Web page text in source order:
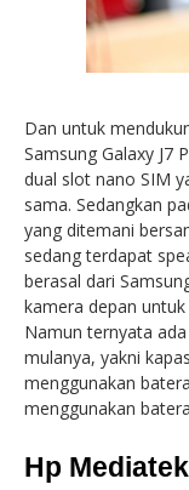
Dan untuk
Samsung Galaxy J7
dual slot nano SIM
sama. Sedangkan
yang ditemani
sedang terdapat
berasal dari
kamera depan
Namun ternyata
mulanya, yakni
menggunakan
menggunakan
Hp